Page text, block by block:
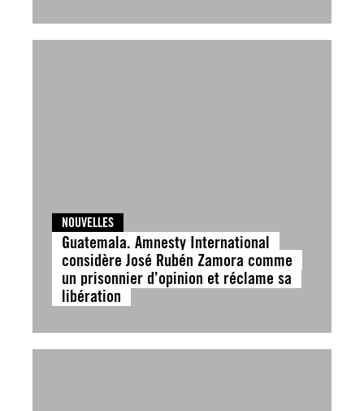
NOUVELLES
Guatemala. Amnesty International
considère José Rubén Zamora comme
un prisonnier d’opinion et réclame sa
libération